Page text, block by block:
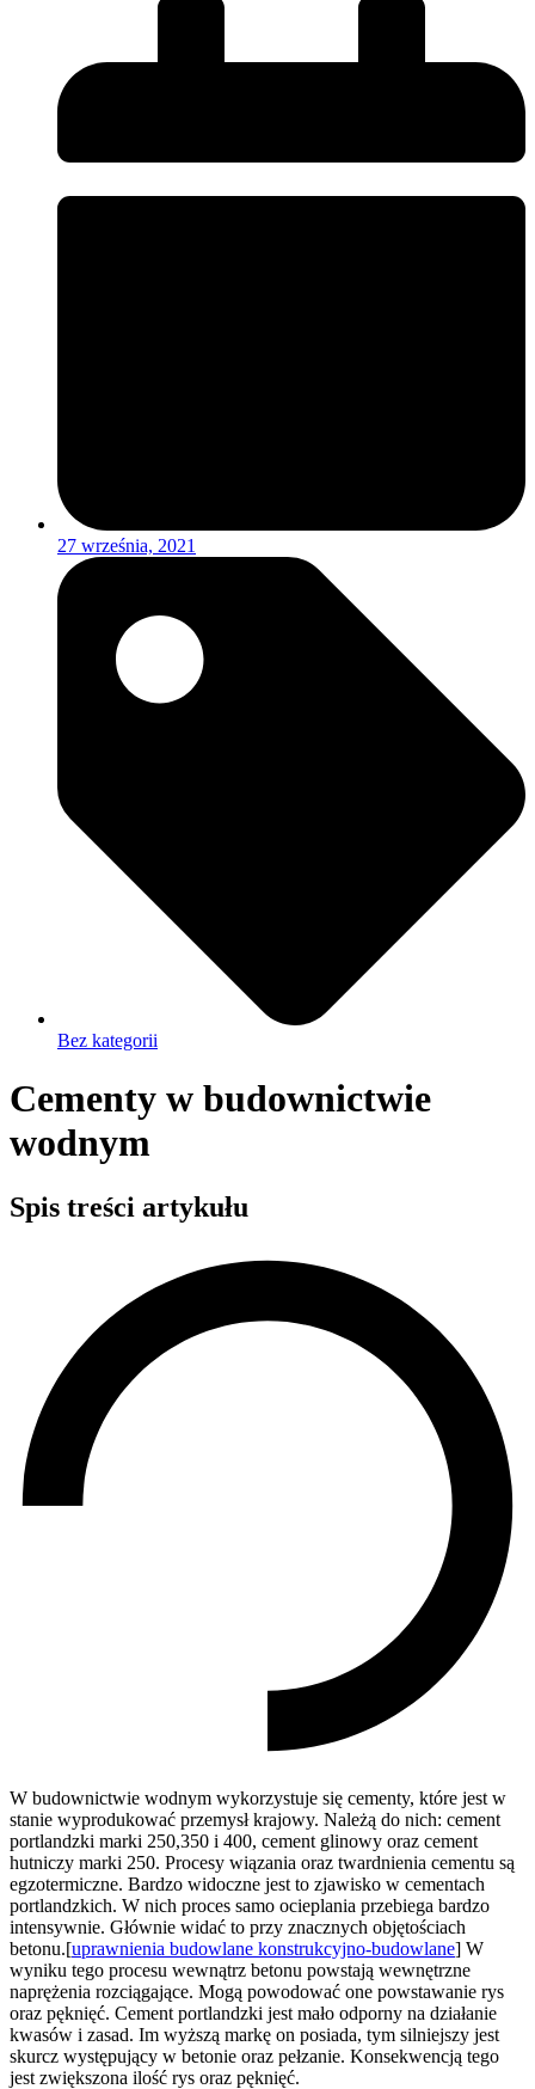
27 września, 2021
Bez kategorii
Cementy w budownictwie
wodnym
Spis treści artykułu
W budownictwie wodnym wykorzystuje się cementy, które jest w
stanie wyprodukować przemysł krajowy. Należą do nich: cement
portlandzki marki 250,350 i 400, cement glinowy oraz cement
hutniczy marki 250. Procesy wiązania oraz twardnienia cementu są
egzotermiczne. Bardzo widoczne jest to zjawisko w cementach
portlandzkich. W nich proces samo ocieplania przebiega bardzo
intensywnie. Głównie widać to przy znacznych objętościach
betonu.[uprawnienia budowlane konstrukcyjno-budowlane] W
wyniku tego procesu wewnątrz betonu powstają wewnętrzne
naprężenia rozciągające. Mogą powodować one powstawanie rys
oraz pęknięć. Cement portlandzki jest mało odporny na działanie
kwasów i zasad. Im wyższą markę on posiada, tym silniejszy jest
skurcz występujący w betonie oraz pełzanie. Konsekwencją tego
jest zwiększona ilość rys oraz pęknięć.